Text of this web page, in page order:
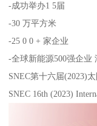
-成功举办1 5届
-30 万平方米
-25 0 0 + 家企业
-全球新能源500强企业
SNEC第十六届(2023)
SNEC 16th (2023)